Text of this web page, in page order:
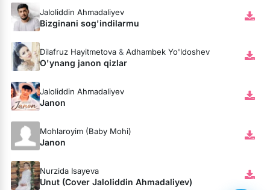
Jaloliddin Ahmadaliyev
Bizginani sog'indilarmu
Dilafruz Hayitmetova & Adhambek Yo'ldoshev
O'ynang janon qizlar
Jaloliddin Ahmadaliyev
Janon
Mohlaroyim (Baby Mohi)
Janon
Nurzida Isayeva
Unut (Cover Jaloliddin Ahmadaliyev)